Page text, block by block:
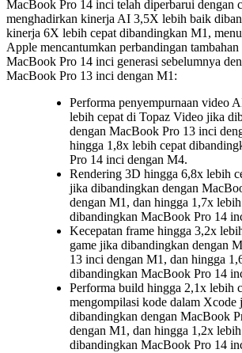
MacBook Pro 14 inci telah diperbarui dengan
menghadirkan kinerja AI 3,5X lebih baik
kinerja 6X lebih cepat dibandingkan M1,
Apple mencantumkan perbandingan
MacBook Pro 14 inci generasi sebelumnya
MacBook Pro 13 inci dengan M1:
Performa penyempurnaan video
lebih cepat di Topaz Video jika
dengan MacBook Pro 13 inci
hingga 1,8x lebih cepat
Pro 14 inci dengan M4.
Rendering 3D hingga 6,8x lebih
jika dibandingkan dengan
dengan M1, dan hingga 1,7x
dibandingkan MacBook Pro 14
Kecepatan frame hingga 3,2x
game jika dibandingkan dengan
13 inci dengan M1, dan hingga
dibandingkan MacBook Pro 14
Performa build hingga 2,1x lebih
mengompilasi kode dalam Xcode
dibandingkan dengan MacBook
dengan M1, dan hingga 1,2x
dibandingkan MacBook Pro 14